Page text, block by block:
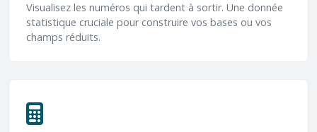
Visualisez les numéros qui tardent à sortir. Une donnée
statistique cruciale pour construire vos bases ou vos
champs réduits.